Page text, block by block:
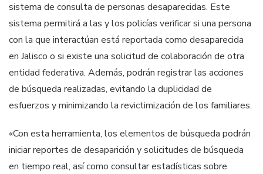
sistema de consulta de personas desaparecidas. Este
sistema permitirá a las y los policías verificar si una persona
con la que interactúan está reportada como desaparecida
en Jalisco o si existe una solicitud de colaboración de otra
entidad federativa. Además, podrán registrar las acciones
de búsqueda realizadas, evitando la duplicidad de
esfuerzos y minimizando la revictimización de los familiares.
«Con esta herramienta, los elementos de búsqueda podrán
iniciar reportes de desaparición y solicitudes de búsqueda
en tiempo real, así como consultar estadísticas sobre